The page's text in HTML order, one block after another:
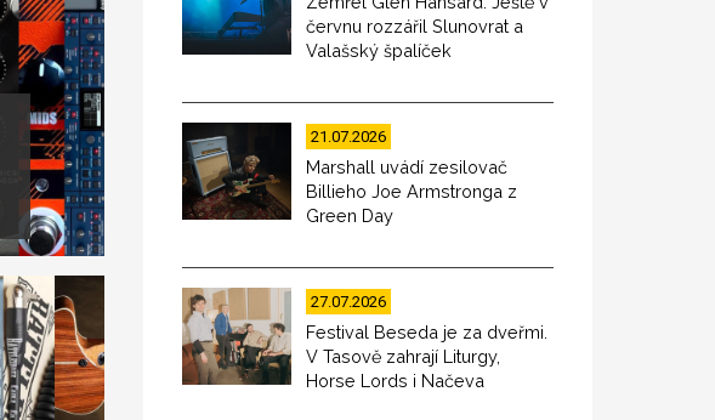
červnu rozzářil Slunovrat a
Valašský špalíček
21.07.2026
Marshall uvádí zesilovač
Billieho Joe Armstronga z
Green Day
27.07.2026
Festival Beseda je za dveřmi.
V Tasově zahrají Liturgy,
Horse Lords i Načeva